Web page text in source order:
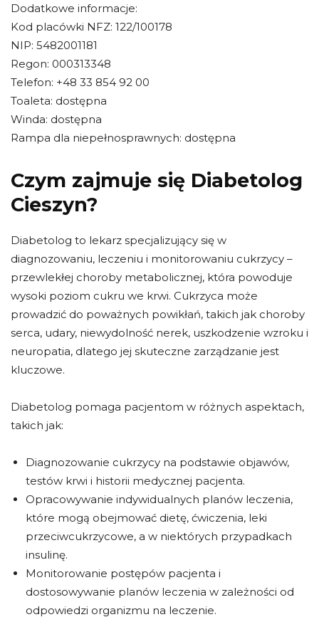
Dodatkowe informacje:
Kod placówki NFZ: 122/100178
NIP: 5482001181
Regon: 000313348
Telefon: +48 33 854 92 00
Toaleta: dostępna
Winda: dostępna
Rampa dla niepełnosprawnych: dostępna
Czym zajmuje się Diabetolog
Cieszyn?
Diabetolog to lekarz specjalizujący się w
diagnozowaniu, leczeniu i monitorowaniu cukrzycy –
przewlekłej choroby metabolicznej, która powoduje
wysoki poziom cukru we krwi. Cukrzyca może
prowadzić do poważnych powikłań, takich jak choroby
serca, udary, niewydolność nerek, uszkodzenie wzroku i
neuropatia, dlatego jej skuteczne zarządzanie jest
kluczowe.
Diabetolog pomaga pacjentom w różnych aspektach,
takich jak:
Diagnozowanie cukrzycy na podstawie objawów,
testów krwi i historii medycznej pacjenta.
Opracowywanie indywidualnych planów leczenia,
które mogą obejmować dietę, ćwiczenia, leki
przeciwcukrzycowe, a w niektórych przypadkach
insulinę.
Monitorowanie postępów pacjenta i
dostosowywanie planów leczenia w zależności od
odpowiedzi organizmu na leczenie.